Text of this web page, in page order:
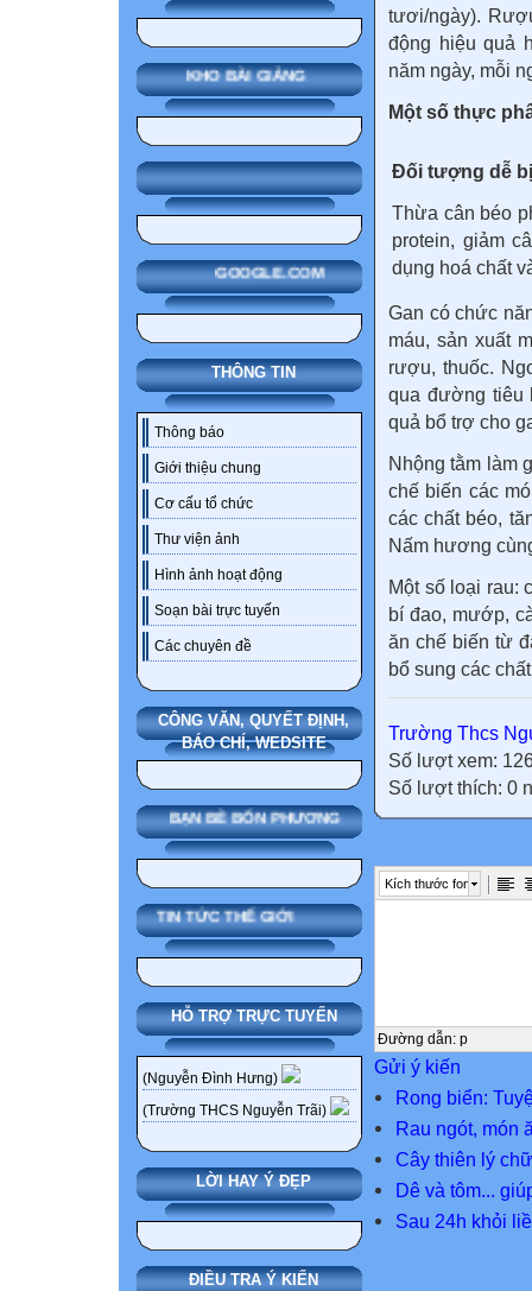
KHO BÀI GIẢNG
GOOGLE.COM
THÔNG TIN
Thông báo
Giới thiệu chung
Cơ cấu tổ chức
Thư viện ảnh
Hình ảnh hoạt động
Soạn bài trực tuyến
Các chuyên đề
CÔNG VĂN, QUYẾT ĐỊNH,
BÁO CHÍ, WEDSITE
BẠN BÈ BỐN PHƯƠNG
TIN TỨC THẾ GIỚI
HỖ TRỢ TRỰC TUYẾN
(Nguyễn Đình Hưng)
(Trường THCS Nguyễn Trãi)
LỜI HAY Ý ĐẸP
ĐIỀU TRA Ý KIẾN
tươi/ngày).
động hiệu quả
năm ngày, mỗi
Một số thực
Đối tượng dễ
Thừa cân béo
protein, giảm
dụng hoá chất
Gan có chức
máu, sản xuất
rượu, thuốc.
qua đường tiêu
quả bổ trợ cho
Nhộng tằm làm
chế biến các
các chất béo,
Nấm hương
Một số loại rau:
bí đao, mướp,
ăn chế biến từ
bổ sung các
Trường Thcs
Số lượt xem:
Số lượt thích: 0
Kích thước font
Đường dẫn: p
Gửi ý kiến
Rong biển:
Rau ngót, món
Cây thiên lý
Dê và tôm...
Sau 24h khỏi